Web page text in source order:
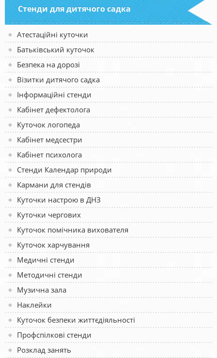
Стенди для дитячого садка
Атестаційні куточки
Батьківський куточок
Безпека на дорозі
Візитки дитячого садка
Інформаційні стенди
Кабінет дефектолога
Куточок логопеда
Кабінет медсестри
Кабінет психолога
Стенди Календар природи
Кармани для стендів
Куточки настрою в ДНЗ
Куточки чергових
Куточок помічника вихователя
Куточок харчування
Медичні стенди
Методичні стенди
Музична зала
Наклейки
Куточок безпеки життєдіяльності
Профспілкові стенди
Розклад занять